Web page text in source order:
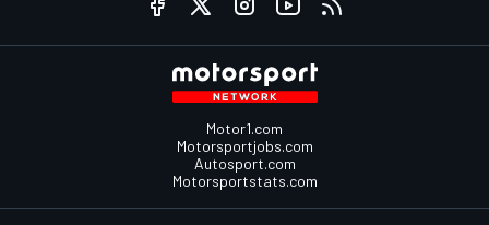
Motor1.com
Motorsportjobs.com
Autosport.com
Motorsportstats.com